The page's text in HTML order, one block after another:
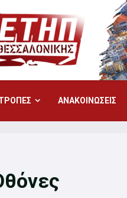
ΑΝΑΚΟΙΝΩΣΕΙΣ